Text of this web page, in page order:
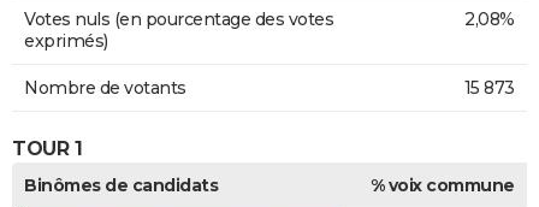
Votes nuls (en pourcentage des votes
exprimés)
2,08%
Nombre de votants 15 873
TOUR 1
Binômes de candidats
% voix commune